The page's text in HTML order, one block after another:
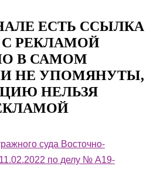
ЕСТЬ ССЫЛКА
РЕКЛАМОЙ
В САМОМ
НЕ УПОМЯНУТЫ,
НЕЛЬЗЯ
суда Восточно-
по делу № А19-